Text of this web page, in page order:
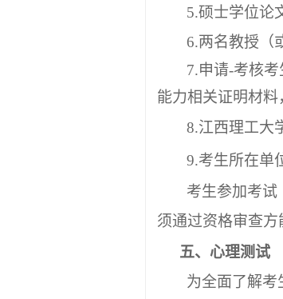
5.硕士学位论
6.两名教授（
7.申请-考核
能力相关证明材料
8.江西理工大
9.考生所在单
考生参加考
须通过资格审查方
五、心理测试
为全面了解考